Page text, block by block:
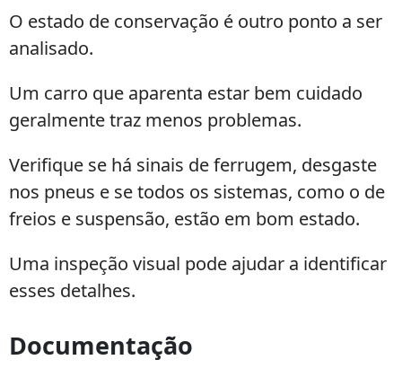
O estado de conservação é outro ponto a ser
analisado.
Um carro que aparenta estar bem cuidado
geralmente traz menos problemas.
Verifique se há sinais de ferrugem, desgaste
nos pneus e se todos os sistemas, como o de
freios e suspensão, estão em bom estado.
Uma inspeção visual pode ajudar a identificar
esses detalhes.
Documentação